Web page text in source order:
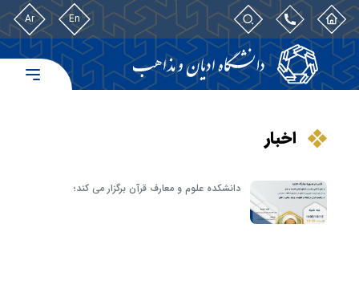
En
Ar
اخبار
دانشکده‌ علوم و معارف قرآن برگزار می کند؛